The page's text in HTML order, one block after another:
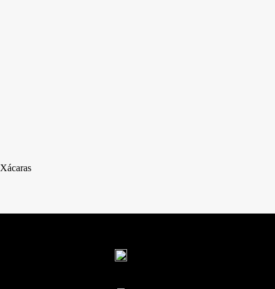
Xácaras